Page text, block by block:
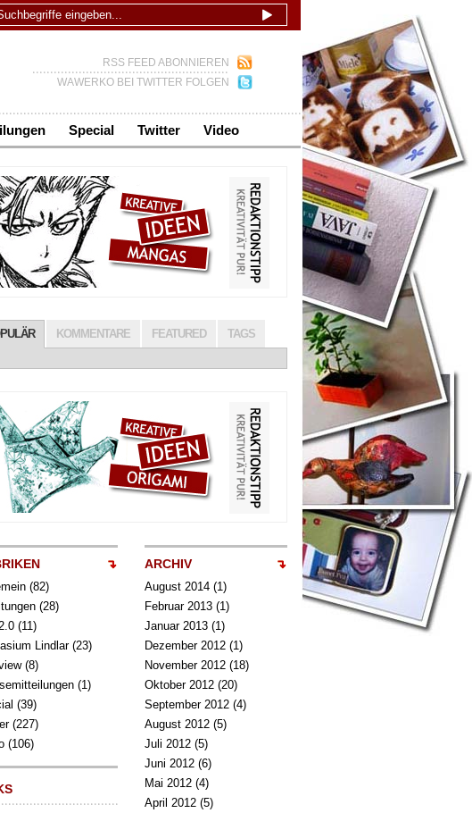
RSS FEED ABONNIEREN
WAWERKO BEI TWITTER FOLGEN
Special Twitter Video
KOMMENTARE FEATURED TAGS
(82)
(28)
(11)
Lindlar(23)
(8)
(1)
(39)
(227)
(106)
ARCHIV
August 2014 (1)
Februar 2013 (1)
Januar 2013 (1)
Dezember 2012 (1)
November 2012 (18)
Oktober 2012 (20)
September 2012 (4)
August 2012 (5)
Juli 2012 (5)
Juni 2012 (6)
Mai 2012 (4)
April 2012 (5)